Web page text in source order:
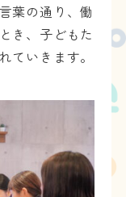
葉の通り、働
き、子どもた
ていきます。